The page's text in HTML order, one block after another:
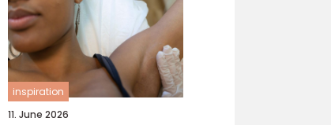
inspiration
11. June 2026